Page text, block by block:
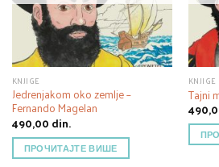
KNJIGE
Jedrenjakom oko zemlje –
Fernando Magelan
490,00 din.
ПРОЧИТАЈТЕ ВИШЕ
KNJIGE
Tajni